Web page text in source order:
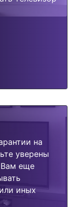
на
уверены
Вам еще
иных